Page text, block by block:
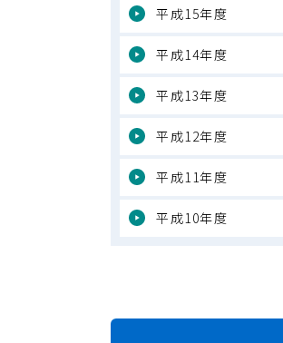
平成15年度
平成14年度
平成13年度
平成12年度
平成11年度
平成10年度